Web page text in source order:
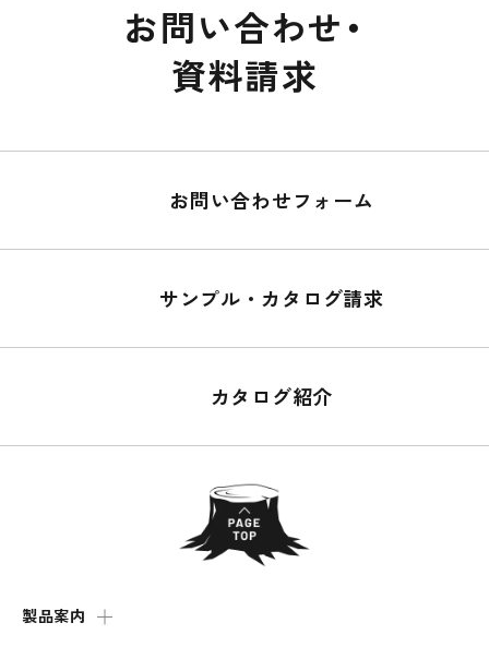
お問い合わせ・
資料請求
お問い合わせフォーム
サンプル・カタログ請求
カタログ紹介
製品案内